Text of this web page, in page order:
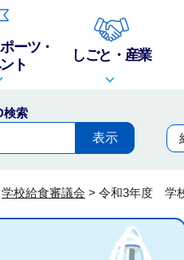
ーツ・
ト
しごと・産業
検索
学校給食審議会 > 令和3年度 学